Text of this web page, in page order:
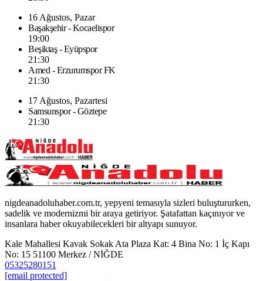
16 Ağustos, Pazar
Başakşehir - Kocaelispor
19:00
Beşiktaş - Eyüpspor
21:30
Amed - Erzurumspor FK
21:30
17 Ağustos, Pazartesi
Samsunspor - Göztepe
21:30
nigdeanadoluhaber.com.tr, yepyeni temasıyla sizleri buluştururken,
sadelik ve modernizmi bir araya getiriyor. Şatafattan kaçınıyor ve
insanlara haber okuyabilecekleri bir altyapı sunuyor.
Kale Mahallesi Kavak Sokak Ata Plaza Kat: 4 Bina No: 1 İç Kapı
No: 15 51100 Merkez / NİĞDE
05325280151
[email protected]